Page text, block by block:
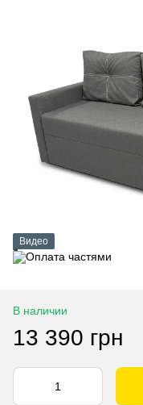
Видео
В наличии
13 390 грн